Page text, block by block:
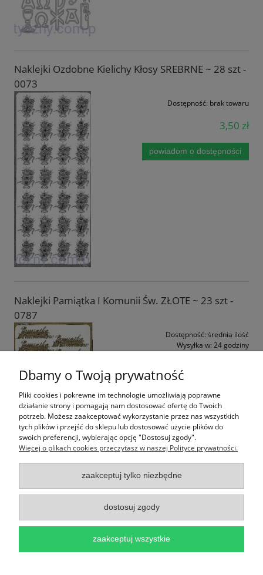
Naklejki Ozdobne Kielichy Kłosy SREBRNE ~ 28 szt -
0073
Dostępność: brak towaru
3,50 zł
powiadom o dostępności
Naklejki Pamiątka I Komunii Św. ZŁOTE ~ 23 szt -
0787
Dostępność: średnia ilość
Wysyłka w: 24 godziny
do koszyka
Ważne Informacje
Dbamy o Twoją prywatność
Pliki cookies i pokrewne im technologie umożliwiają poprawne
działanie strony i pomagają nam dostosować ofertę do Twoich
potrzeb. Możesz zaakceptować wykorzystanie przez nas wszystkich
tych plików i przejść do sklepu lub dostosować użycie plików do
swoich preferencji, wybierając opcję "Dostosuj zgody".
Więcej o plikach cookies przeczytasz w naszej Polityce prywatności.
zaakceptuj tylko niezbędne
dostosuj zgody
zaakceptuj wszystkie